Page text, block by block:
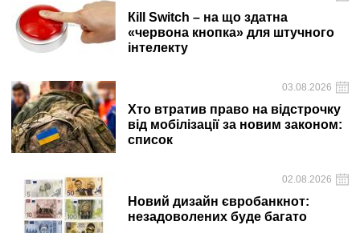
Кill Switch – на що здатна
«червона кнопка» для штучного
інтелекту
03.08.2026
Хто втратив право на відстрочку
від мобілізації за новим законом:
список
02.08.2026
Новий дизайн євробанкнот:
незадоволених буде багато